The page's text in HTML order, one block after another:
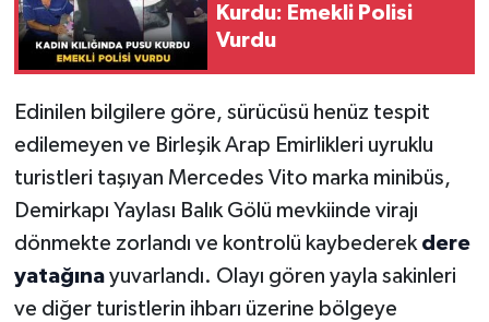
Kurdu: Emekli Polisi
Vurdu
Edinilen bilgilere göre, sürücüsü henüz tespit
edilemeyen ve Birleşik Arap Emirlikleri uyruklu
turistleri taşıyan Mercedes Vito marka minibüs,
Demirkapı Yaylası Balık Gölü mevkiinde virajı
dönmekte zorlandı ve kontrolü kaybederek dere
yatağınayuvarlandı. Olayı gören yayla sakinleri
ve diğer turistlerin ihbarı üzerine bölgeye